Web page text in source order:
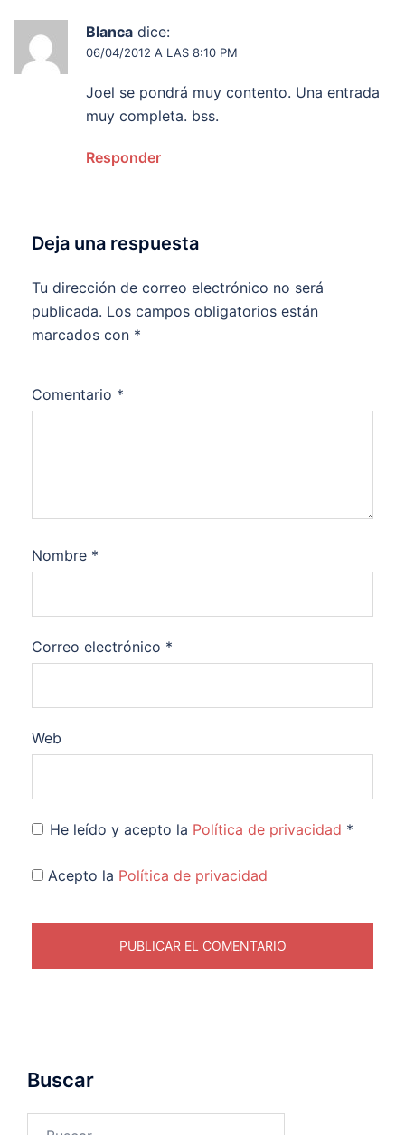
Blanca dice:
06/04/2012 A LAS 8:10 PM
Joel se pondrá muy contento. Una entrada
muy completa. bss.
Responder
Deja una respuesta
Tu dirección de correo electrónico no será
publicada. Los campos obligatorios están
marcados con *
Comentario *
Nombre *
Correo electrónico *
Web
He leído y acepto la Política de privacidad *
Acepto la Política de privacidad
Buscar